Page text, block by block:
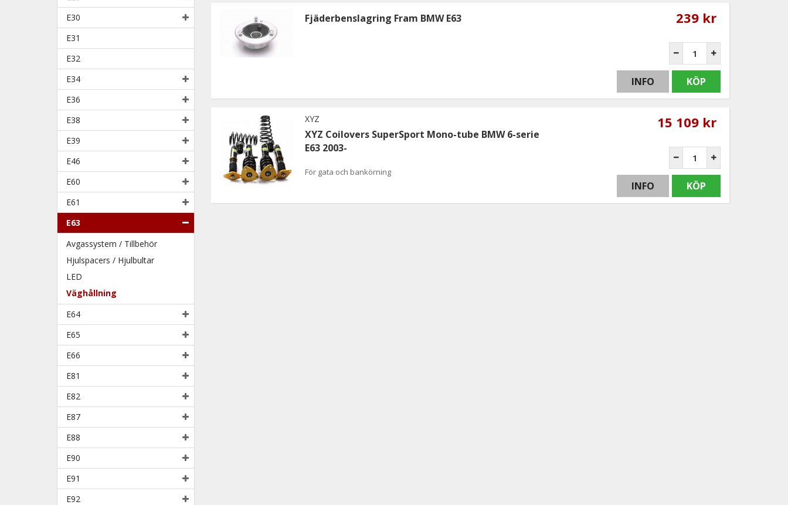
E30
E31
E32
E34
E36
E38
E39
E46
E60
E61
E63
Avgassystem / Tillbehör
Hjulspacers / Hjulbultar
LED
Väghållning
E64
E65
E66
E81
E82
E87
E88
E90
E91
E92
Fjäderbenslagring Fram BMW E63 239 kr
INFO KÖP
XYZ
XYZ Coilovers SuperSport Mono-tube BMW 6-serie
E63 2003-
För gata och bankörning
15 109 kr
INFO KÖP